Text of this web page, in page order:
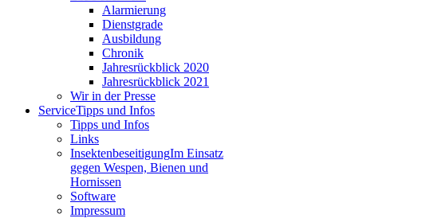
Alarmierung
Dienstgrade
Ausbildung
Chronik
Jahresrückblick 2020
Jahresrückblick 2021
Wir in der Presse
ServiceTipps und Infos
Tipps und Infos
Links
InsektenbeseitigungIm Einsatz
gegen Wespen, Bienen und
Hornissen
Software
Impressum